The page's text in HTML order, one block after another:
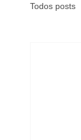
Todos posts